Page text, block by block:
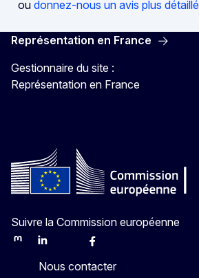
ou donnez-nous un avis plus détaillé
Représentation en France
Gestionnaire du site :
Représentation en France
Suivre la Commission européenne
MastodonLinkedInBlueskyFacebook
Nous contacter